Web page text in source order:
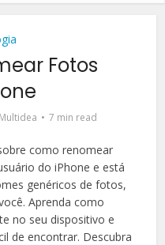
Fotos
7 min read
como renomear
do iPhone e está
genéricos de fotos,
Aprenda como
no seu dispositivo e
de encontrar. Descubra